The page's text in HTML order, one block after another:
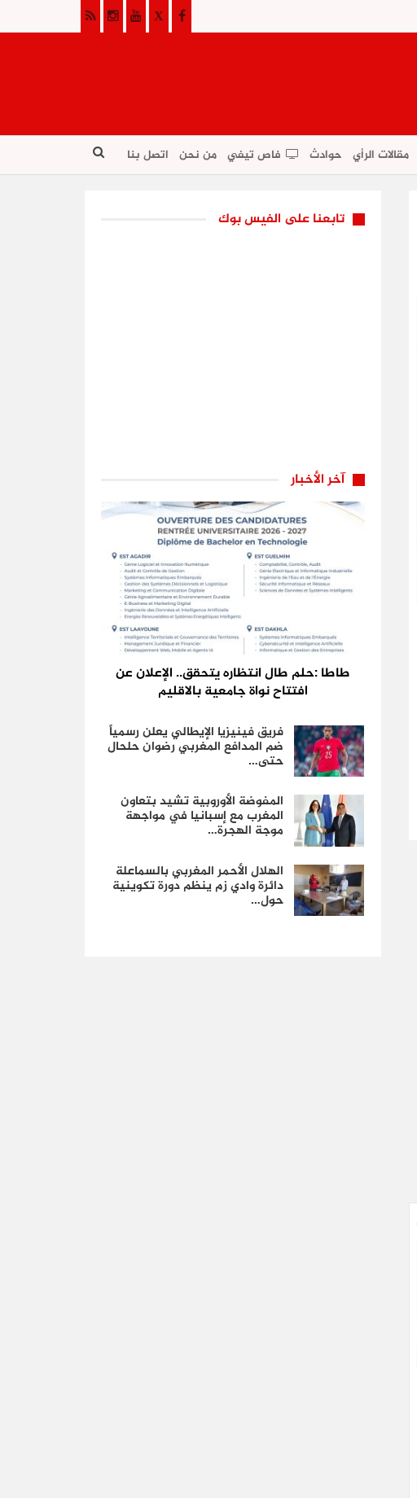
مقالات الرأي حوادث فاص تيفي من نحن اتصل بنا
تابعنا على الفيس بوك
آخر الأخبار
طاطا :حلم طال انتظاره يتحقق.. الإعلان عن
افتتاح نواة جامعية بالاقليم
فريق فينيزيا الإيطالي يعلن رسمياً
ضم المدافع المغربي رضوان حلحال
حتى…
المفوضة الأوروبية تشيد بتعاون
المغرب مع إسبانيا في مواجهة
موجة الهجرة…
الهلال الأحمر المغربي بالسماعلة
دائرة وادي زم ينظم دورة تكوينية
حول…